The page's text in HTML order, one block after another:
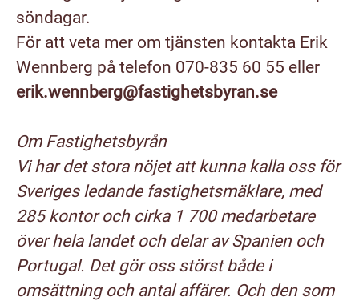
söndagar.
För att veta mer om tjänsten kontakta Erik
Wennberg på telefon 070-835 60 55 eller
erik.wennberg@fastighetsbyran.se
Om Fastighetsbyrån
Vi har det stora nöjet att kunna kalla oss för
Sveriges ledande fastighetsmäklare, med
285 kontor och cirka 1 700 medarbetare
över hela landet och delar av Spanien och
Portugal. Det gör oss störst både i
omsättning och antal affärer. Och den som